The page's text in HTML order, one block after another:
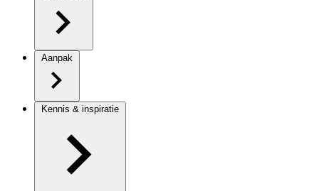
Aanpak
Kennis & inspiratie